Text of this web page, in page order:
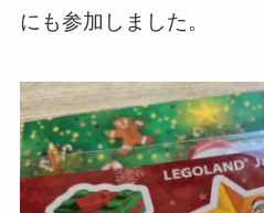
にも参加しました。